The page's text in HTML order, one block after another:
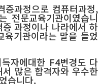
증과정으로 컴퓨터과정,
전문교육기관이였습니
과정이나 나라에서 하
기관이라는 말을 들었
자에대한 F4변경도 다
많은 합격자와 우수한
습니다.